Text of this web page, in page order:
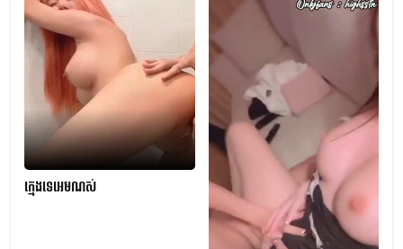
ក្មេងទេអេមណស់